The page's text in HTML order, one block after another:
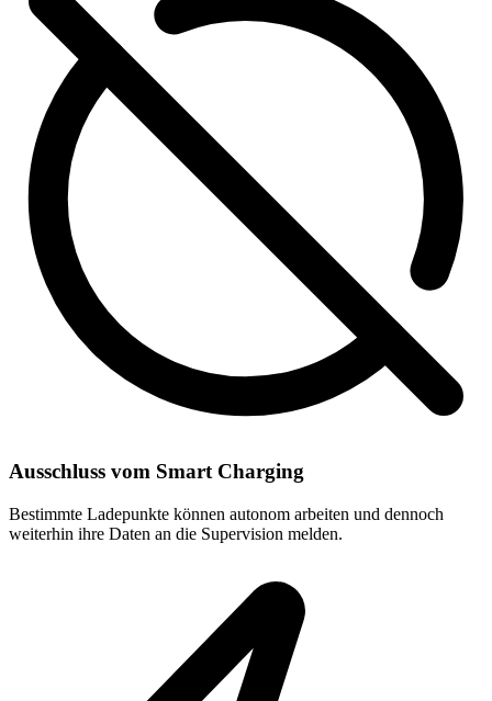
Ausschluss vom Smart Charging
Bestimmte Ladepunkte können autonom arbeiten und dennoch
weiterhin ihre Daten an die Supervision melden.